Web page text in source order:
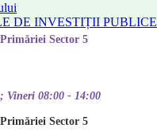
DE INVESTIȚII PUBLICE
Sector 5
Vineri 08:00 - 14:00
Sector 5